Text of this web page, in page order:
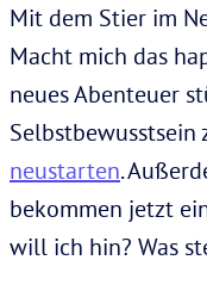
Mit dem Stier im
Macht mich das
neues Abenteuer
neustarten.
bekommen jetzt
will ich hin? Was